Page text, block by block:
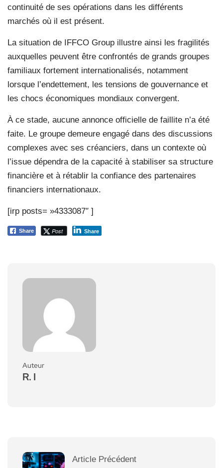
continuité de ses opérations dans les différents
marchés où il est présent.
La situation de IFFCO Group illustre ainsi les fragilités
auxquelles peuvent être confrontés de grands groupes
familiaux fortement internationalisés, notamment
lorsque l’endettement, les tensions de gouvernance et
les chocs économiques mondiaux convergent.
À ce stade, aucune annonce officielle de faillite n’a été
faite. Le groupe demeure engagé dans des discussions
complexes avec ses créanciers, dans un contexte où
l’issue dépendra de la capacité à stabiliser sa structure
financière et à rétablir la confiance des partenaires
financiers internationaux.
[irp posts= »4333087″ ]
Share Post Share
Auteur
R. I
Article Précédent